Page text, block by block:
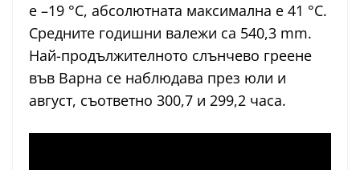
е –19 °С, абсолютната максимална е 41 °С.
Средните годишни валежи са 540,3 mm.
Най-продължителното слънчево греене
във Варна се наблюдава през юли и
август, съответно 300,7 и 299,2 часа.